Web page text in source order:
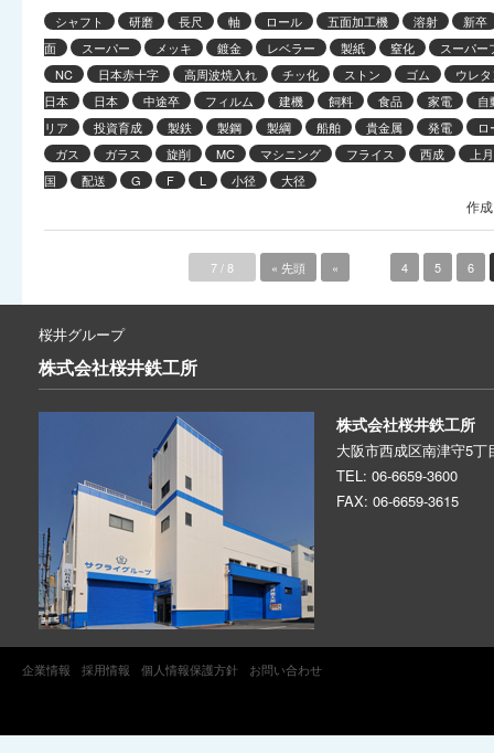
シャフト 研磨 長尺 軸 ロール 五面加工機 溶射
新卒
面
スーパー メッキ 鍍金 レベラー 製紙 窒化
スーパー
NC
日本赤十字 高周波焼入れ チッ化 ストン ゴム
ウレ
日本
日本 中途卒 フィルム 建機 飼料 食品 家電
自
リア
投資育成 製鉄 製鋼 製綱 船舶 貴金属 発電
ガス
ガラス 旋削 MC マシニング フライス 西成
上月
国
配送 G F L 小径 大径
作
7 / 8 « 先頭 « 4 5 6
桜井グループ
株式会社桜井鉄工所
株式会社桜井鉄工所
大阪市西成区南津守5丁
TEL: 06-6659-3600
FAX: 06-6659-3615
企業情報 採用情報 個人情報保護方針 お問い合わせ